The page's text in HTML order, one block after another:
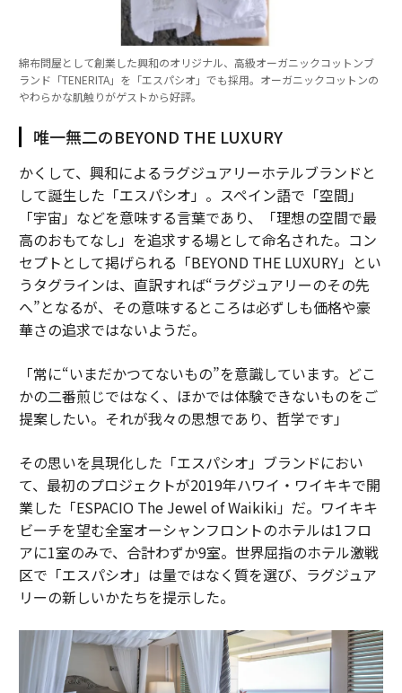
綿布問屋として創業した興和のオリジナル、高級オーガニックコットンブ
ランド「TENERITA」を「エスパシオ」でも採用。オーガニックコットンの
やわらかな肌触りがゲストから好評。
唯一無二のBEYOND THE LUXURY
かくして、興和によるラグジュアリーホテルブランドと
して誕生した「エスパシオ」。スペイン語で「空間」
「宇宙」などを意味する言葉であり、「理想の空間で最
高のおもてなし」を追求する場として命名された。コン
セプトとして掲げられる「BEYOND THE LUXURY」とい
うタグラインは、直訳すれば“ラグジュアリーのその先
へ”となるが、その意味するところは必ずしも価格や豪
華さの追求ではないようだ。
「常に“いまだかつてないもの”を意識しています。どこ
かの二番煎じではなく、ほかでは体験できないものをご
提案したい。それが我々の思想であり、哲学です」
その思いを具現化した「エスパシオ」ブランドにおい
て、最初のプロジェクトが2019年ハワイ・ワイキキで開
業した「ESPACIO The Jewel of Waikiki」だ。ワイキキ
ビーチを望む全室オーシャンフロントのホテルは1フロ
アに1室のみで、合計わずか9室。世界屈指のホテル激戦
区で「エスパシオ」は量ではなく質を選び、ラグジュア
リーの新しいかたちを提示した。